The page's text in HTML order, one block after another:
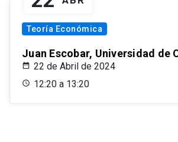
Teoría Económica
Juan Escobar, Universidad de
22 de Abril de 2024
12:20 a 13:20